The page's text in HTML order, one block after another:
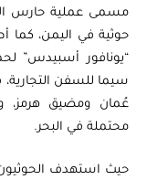
مسمى عملية حارس
“يونافور أسبيدس”
سيما للسفن التجارية،
عُمان ومضيق هرمز،
محتملة في البحر.
حيث استهدف الحوثيون